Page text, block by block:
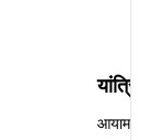
आयाम: